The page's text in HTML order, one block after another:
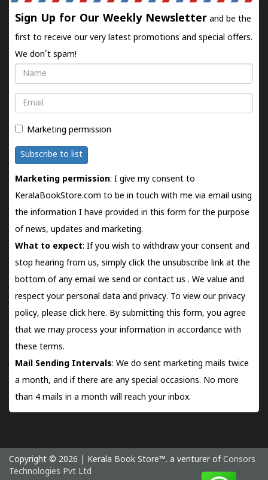
Sign Up for Our Weekly Newsletter and be the
first to receive our very latest promotions and special offers.
We don't spam!
Name
Email
Marketing permission
Subscribe to list
Marketing permission: I give my consent to
KeralaBookStore.com to be in touch with me via email using
the information I have provided in this form for the purpose
of news, updates and marketing.
What to expect: If you wish to withdraw your consent and
stop hearing from us, simply click the unsubscribe link at the
bottom of any email we send orcontact us . We value and
respect your personal data and privacy. To view our privacy
policy, please click here. By submitting this form, you agree
that we may process your information in accordance with
these terms.
Mail Sending Intervals: We do sent marketing mails twice
a month, and if there are any special occasions. No more
than 4 mails in a month will reach your inbox.
Copyright © 2026 | Kerala Book Store™. a venturer of Consors
Technologies Pvt Ltd